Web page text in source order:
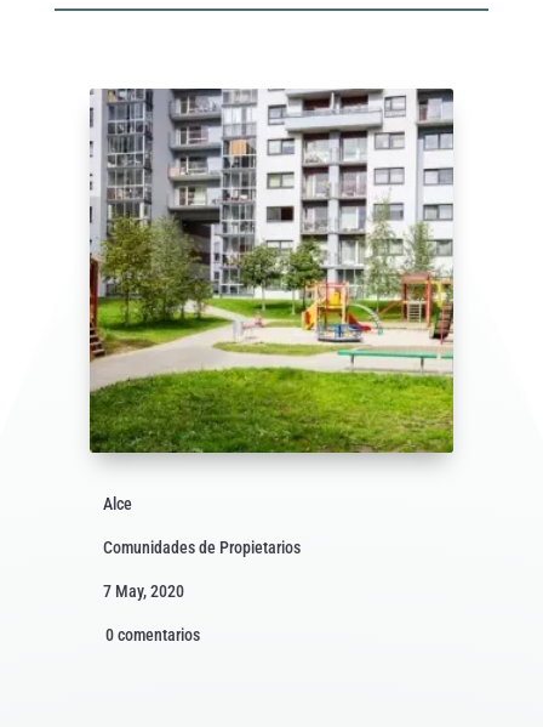
Alce
Comunidades de Propietarios
7 May, 2020
0 comentarios